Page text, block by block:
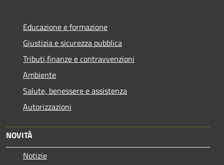
Educazione e formazione
Giustizia e sicurezza pubblica
Tributi,finanze e contravvenzioni
Ambiente
Salute, benessere e assistenza
Autorizzazioni
NOVITÀ
Notizie